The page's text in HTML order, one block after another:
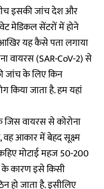
इसकी जांच देश और
मेडिकल सेंटरों में होने
यह कैसे पता लगाया
वायरस (SAR-CoV-2) से
जांच के लिए किन
किया जाता है. हम यहां
वायरस से कोरोना
वह आकार में बेहद सूक्ष्म
मोटाई महज 50-200
के कारण इसे किसी
हो जाता है. इसीलिए